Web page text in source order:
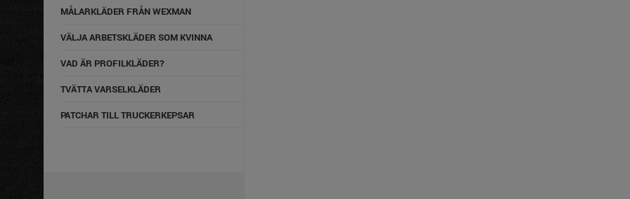
MÅLARKLÄDER FRÅN WEXMAN
VÄLJA ARBETSKLÄDER SOM KVINNA
VAD ÄR PROFILKLÄDER?
TVÄTTA VARSELKLÄDER
PATCHAR TILL TRUCKERKEPSAR